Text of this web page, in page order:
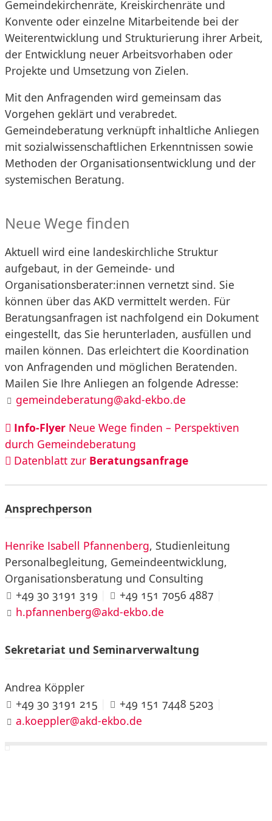
Gemeindekirchenräte, Kreiskirchenräte und
Konvente oder einzelne Mitarbeitende bei der
Weiterentwicklung und Strukturierung ihrer Arbeit,
der Entwicklung neuer Arbeitsvorhaben oder
Projekte und Umsetzung von Zielen.
Mit den Anfragenden wird gemeinsam das
Vorgehen geklärt und verabredet.
Gemeindeberatung verknüpft inhaltliche Anliegen
mit sozialwissenschaftlichen Erkenntnissen sowie
Methoden der Organisationsentwicklung und der
systemischen Beratung.
Neue Wege finden
Aktuell wird eine landeskirchliche Struktur
aufgebaut, in der Gemeinde- und
Organisationsberater:innen vernetzt sind. Sie
können über das AKD vermittelt werden. Für
Beratungsanfragen ist nachfolgend ein Dokument
eingestellt, das Sie herunterladen, ausfüllen und
mailen können. Das erleichtert die Koordination
von Anfragenden und möglichen Beratenden.
Mailen Sie Ihre Anliegen an folgende Adresse:
gemeindeberatung@akd-ekbo.de
Info-Flyer Neue Wege finden – Perspektiven
durch Gemeindeberatung
Datenblatt zur Beratungsanfrage
Ansprechperson
Henrike Isabell Pfannenberg, Studienleitung
Personalbegleitung, Gemeindeentwicklung,
Organisationsberatung und Consulting
+49 30 3191 319
+49 151 7056 4887
h.pfannenberg@akd-ekbo.de
Sekretariat und Seminarverwaltung
Andrea Köppler
+49 30 3191 215
+49 151 7448 5203
a.koeppler@akd-ekbo.de